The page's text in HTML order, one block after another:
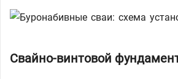
Свайно-винтовой